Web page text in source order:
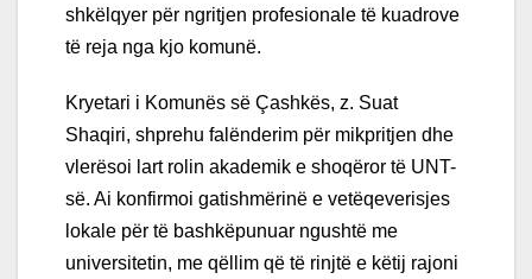
shkëlqyer për ngritjen profesionale të kuadrove
të reja nga kjo komunë.
Kryetari i Komunës së Çashkës, z. Suat
Shaqiri, shprehu falënderim për mikpritjen dhe
vlerësoi lart rolin akademik e shoqëror të UNT-
së. Ai konfirmoi gatishmërinë e vetëqeverisjes
lokale për të bashkëpunuar ngushtë me
universitetin, me qëllim që të rinjtë e këtij rajoni